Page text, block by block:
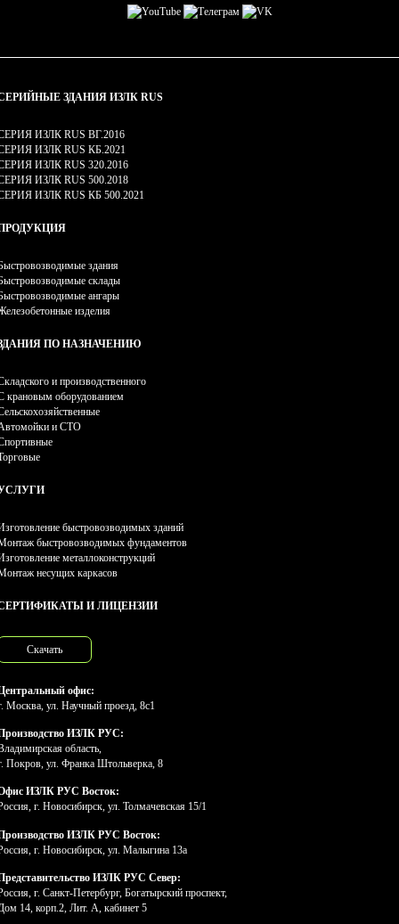
ЗДАНИЯ ИЗЛК RUS
ИЗЛК RUS ВГ.2016
ИЗЛК RUS КБ.2021
ИЗЛК RUS 320.2016
ИЗЛК RUS 500.2018
ИЗЛК RUS КБ 500.2021
здания
склады
ангары
изделия
ПО НАЗНАЧЕНИЮ
и производственного
крановым оборудованием
и СТО
быстровозводимых зданий
быстровозводимых фундаментов
металлоконструкций
несущих каркасов
И ЛИЦЕНЗИИ
Скачать
офис:
Москва, ул. Научный проезд, 8с1
ИЗЛК РУС:
область,
Покров, ул. Франка Штольверка, 8
ИЗЛК РУС Восток:
г. Новосибирск, ул. Толмачевская 15/1
ИЗЛК РУС Восток:
г. Новосибирск, ул. Малыгина 13а
ИЗЛК РУС Север:
г. Санкт-Петербург, Богатырский проспект,
14, корп.2, Лит. А, кабинет 5